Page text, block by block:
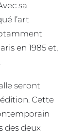
sa
l’art
en 1985 et,
seront
Cette
des deux